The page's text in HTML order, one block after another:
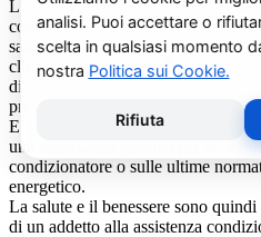
L’assistenza condizionatori
controllo programmato, almeno una
salute della propria salute.
climatizzatori con modalità
di acari, polveri, pollini e muffe
previene il prolificarsi del batterio
E’ sempre possibile richiedere al
una consulenza gratuita per un
condizionatore o sulle ultime
energetico.
La salute e il benessere sono
di un addetto alla assistenza